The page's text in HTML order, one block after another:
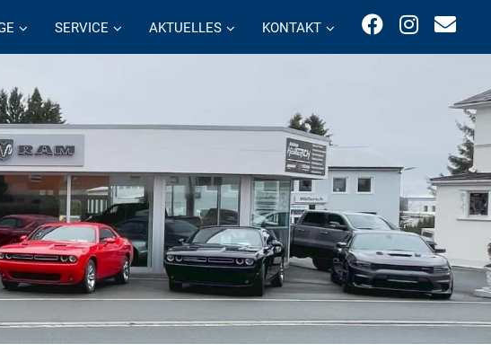
SERVICE AKTUELLES KONTAKT